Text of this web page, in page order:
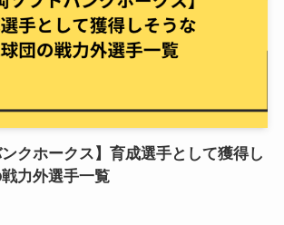
ンクホークス】育成選手として獲得し
力外選手一覧